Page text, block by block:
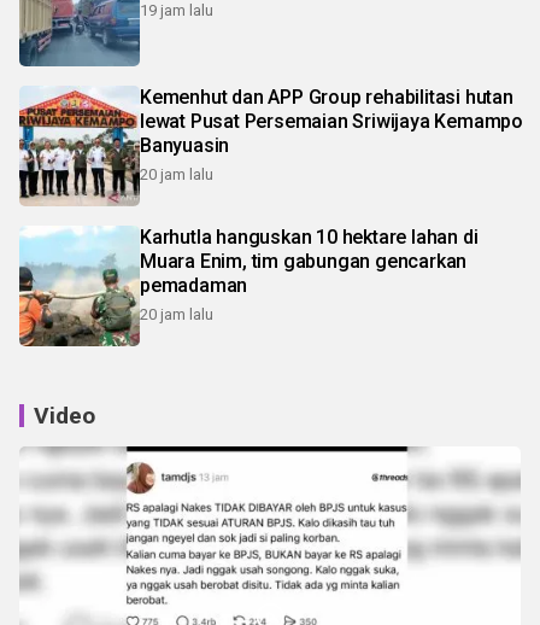
19 jam lalu
Kemenhut dan APP Group rehabilitasi hutan
lewat Pusat Persemaian Sriwijaya Kemampo
Banyuasin
20 jam lalu
Karhutla hanguskan 10 hektare lahan di
Muara Enim, tim gabungan gencarkan
pemadaman
20 jam lalu
Video